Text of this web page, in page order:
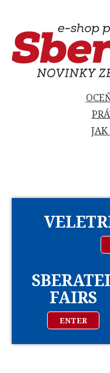
FAIRS
ENTER